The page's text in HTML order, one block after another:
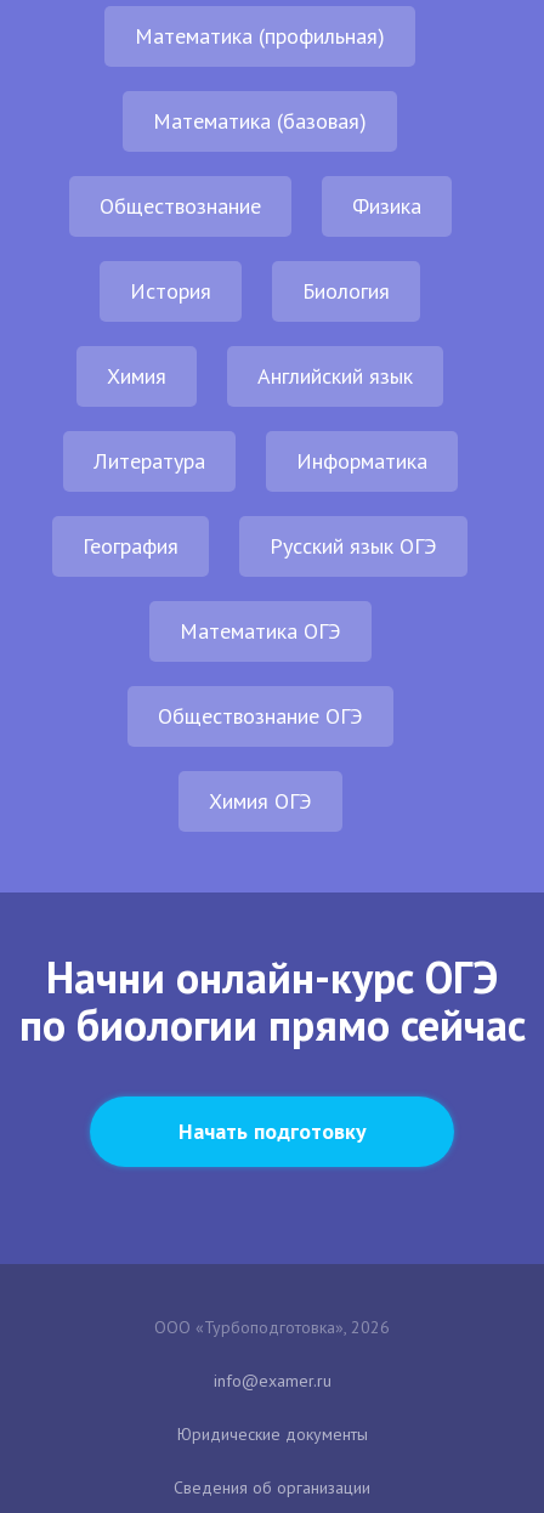
Математика (профильная)
Математика (базовая)
Обществознание Физика
История Биология
Химия Английский язык
Литература Информатика
География Русский язык ОГЭ
Математика ОГЭ
Обществознание ОГЭ
Химия ОГЭ
Начни онлайн-курс ОГЭ
по биологии прямо сейчас
Начать подготовку
ООО «Турбоподготовка», 2026
Юридические документы
Сведения об организации